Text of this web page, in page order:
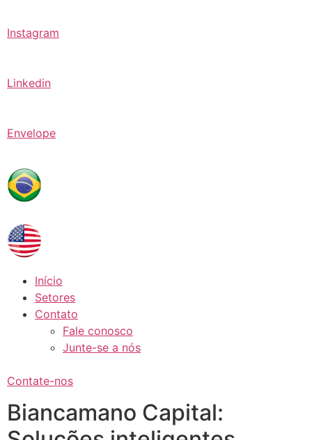
Instagram
Linkedin
Envelope
Início
Setores
Contato
Fale conosco
Junte-se a nós
Contate-nos
Biancamano Capital: